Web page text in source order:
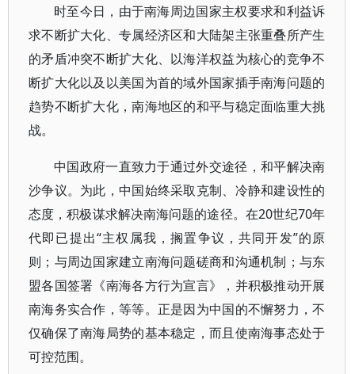
时至今日，由于南海周边国家主权要求和利益诉
求不断扩大化、专属经济区和大陆架主张重叠所产生
的矛盾冲突不断扩大化、以海洋权益为核心的竞争不
断扩大化以及以美国为首的域外国家插手南海问题的
趋势不断扩大化，南海地区的和平与稳定面临重大挑
战。
中国政府一直致力于通过外交途径，和平解决南
沙争议。为此，中国始终采取克制、冷静和建设性的
态度，积极谋求解决南海问题的途径。在20世纪70年
代即已提出“主权属我，搁置争议，共同开发”的原
则；与周边国家建立南海问题磋商和沟通机制；与东
盟各国签署《南海各方行为宣言》，并积极推动开展
南海务实合作，等等。正是因为中国的不懈努力，不
仅确保了南海局势的基本稳定，而且使南海事态处于
可控范围。